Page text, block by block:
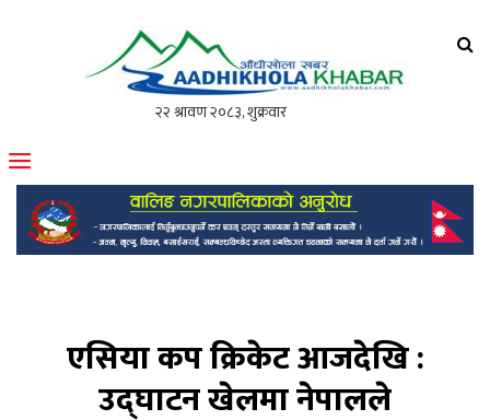
मोफसलकै लोकप्रिय अनलाइन पत्रिका
एसिया कप क्रिकेट आजदेखि :
उद्घाटन खेलमा नेपालले